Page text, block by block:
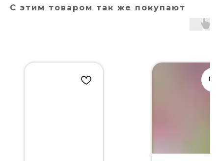
С этим товаром так же покупают